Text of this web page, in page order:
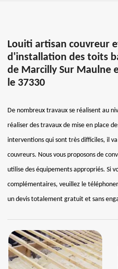
Louiti artisan couvreur
d'installation des toits
de Marcilly Sur Maulne
le 37330
De nombreux travaux se réalisent au
réaliser des travaux de mise en place
interventions qui sont très difficiles, il
couvreurs. Nous vous proposons de
utilise des équipements appropriés. Si
complémentaires, veuillez le
un devis totalement gratuit et sans